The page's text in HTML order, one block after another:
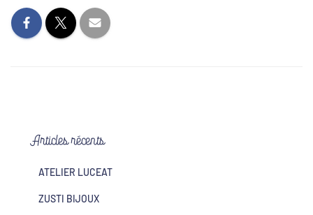
Articles récents
ATELIER LUCEAT
ZUSTI BIJOUX